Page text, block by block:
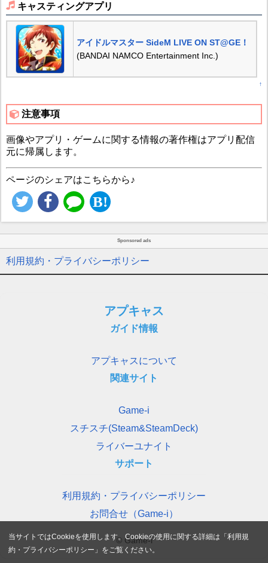
キャスティングアプリ
アイドルマスター SideM LIVE ON ST@GE！
(BANDAI NAMCO Entertainment Inc.)
↑
注意事項
画像やアプリ・ゲームに関する情報の著作権はアプリ配信
元に帰属します。
ページのシェアはこちらから♪
Sponsored ads
利用規約・プライバシーポリシー
アプキャス
ガイド情報
アプキャスについて
関連サイト
Game-i
スチスチ(Steam&SteamDeck)
ライバーユナイト
サポート
利用規約・プライバシーポリシー
お問合せ（Game-i）
© Game-i
当サイトではCookieを使用します。Cookieの使用に関する詳細は「利用規
約・プライバシーポリシー 」をご覧ください。